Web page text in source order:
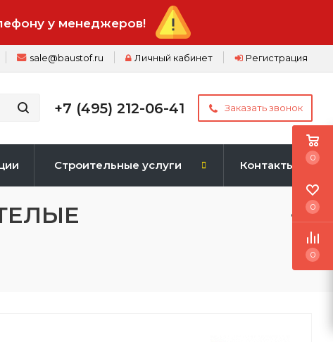
у менеджеров!
Регистрация
Личный кабинет
sale@baustof.ru
+7 (495) 212-06-41 Заказать звонок
Строительные услуги Контакты
0
0
0